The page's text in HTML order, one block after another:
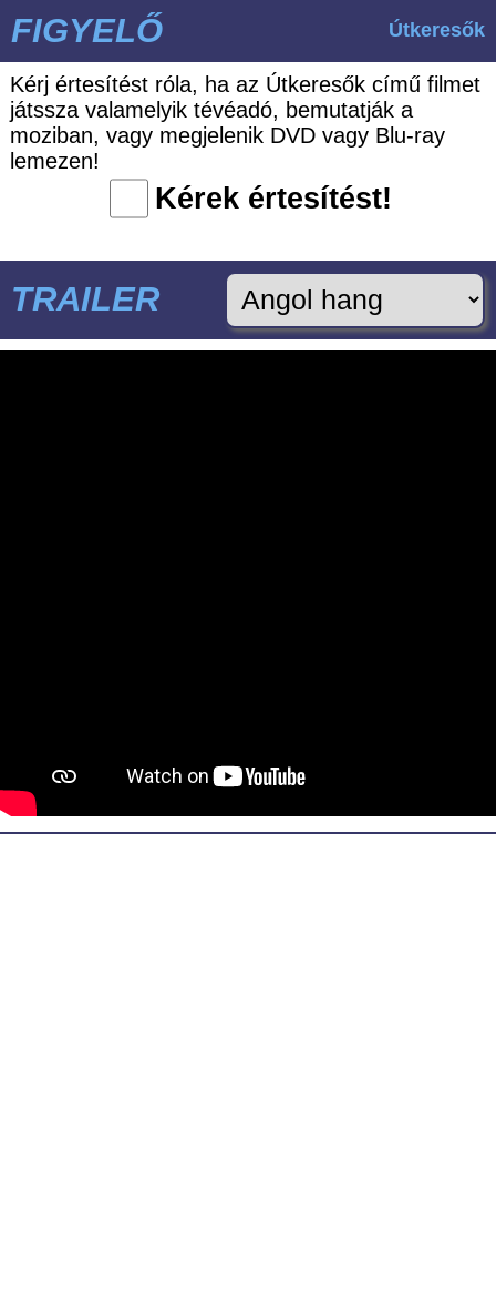
FIGYELŐ Útkeresők
Kérj értesítést róla, ha az Útkeresők című filmet
játssza valamelyik tévéadó, bemutatják a
moziban, vagy megjelenik DVD vagy Blu-ray
lemezen!
Kérek értesítést!
TRAILER